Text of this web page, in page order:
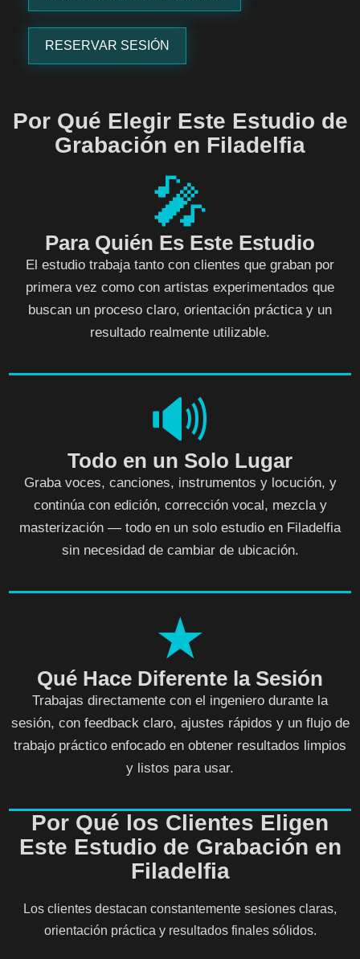
RESERVAR SESIÓN
Por Qué Elegir Este Estudio de
Grabación en Filadelfia
🎤
Para Quién Es Este Estudio
El estudio trabaja tanto con clientes que graban por
primera vez como con artistas experimentados que
buscan un proceso claro, orientación práctica y un
resultado realmente utilizable.
🔊
Todo en un Solo Lugar
Graba voces, canciones, instrumentos y locución, y
continúa con edición, corrección vocal, mezcla y
masterización — todo en un solo estudio en Filadelfia
sin necesidad de cambiar de ubicación.
★
Qué Hace Diferente la Sesión
Trabajas directamente con el ingeniero durante la
sesión, con feedback claro, ajustes rápidos y un flujo de
trabajo práctico enfocado en obtener resultados limpios
y listos para usar.
Por Qué los Clientes Eligen
Este Estudio de Grabación en
Filadelfia
Los clientes destacan constantemente sesiones claras,
orientación práctica y resultados finales sólidos.